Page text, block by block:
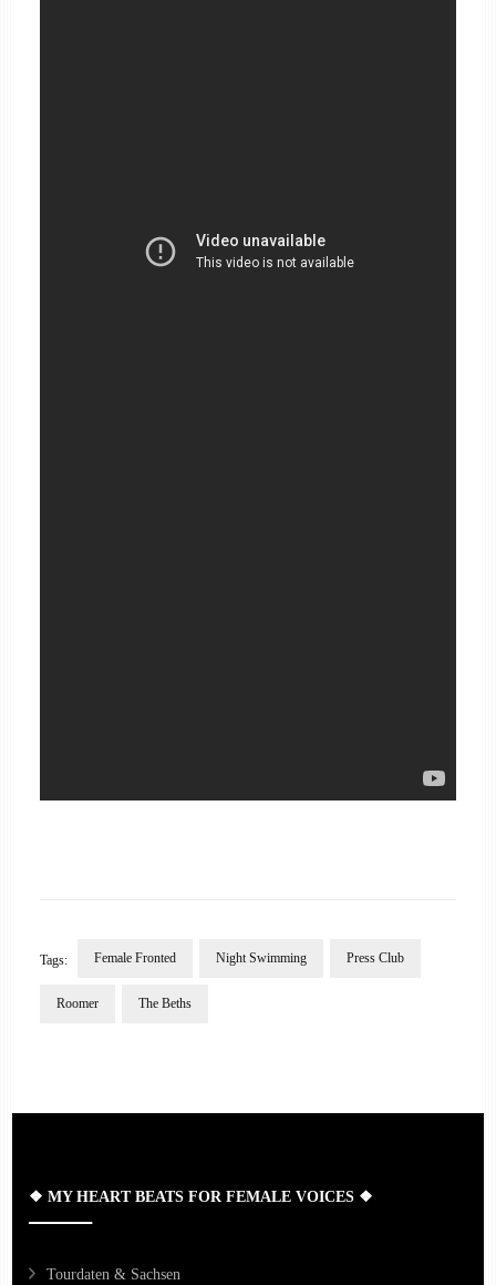
Tags: Female Fronted Night Swimming Press Club
Roomer The Beths
Navigation
❖ MY HEART BEATS FOR FEMALE VOICES ❖
Tourdaten & Sachsen